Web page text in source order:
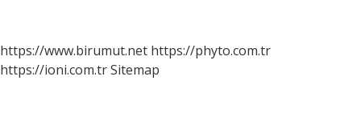
https://www.birumut.net https://phyto.com.tr
https://ioni.com.trSitemap